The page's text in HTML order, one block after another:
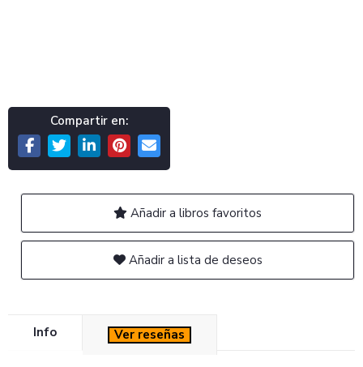
Compartir en:
Añadir a libros favoritos
Añadir a lista de deseos
Info Ver reseñas